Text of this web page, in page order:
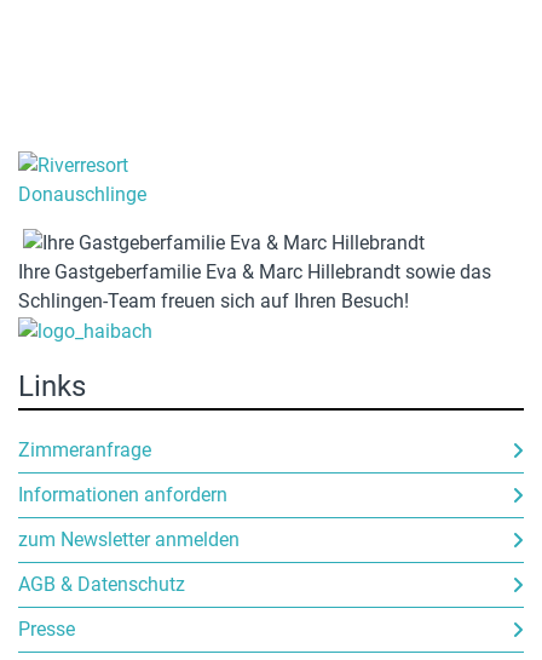
Ihre Gastgeberfamilie Eva & Marc Hillebrandt sowie das
Schlingen-Team freuen sich auf Ihren Besuch!
Links
Zimmeranfrage
Informationen anfordern
zum Newsletter anmelden
AGB & Datenschutz
Presse